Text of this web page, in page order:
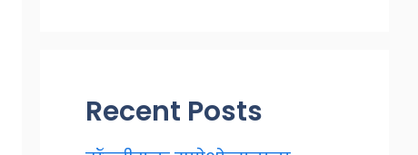
Recent Posts